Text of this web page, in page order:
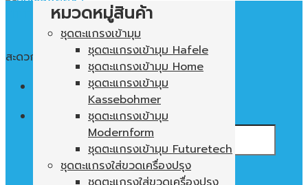
สะดวก ใช้งานง่าย พื้นที่ในตู้ไม่เปล่าประโยชน์
หมวดหมู่สินค้า
ชุดตะแกรงเข้ามุม
ชุดตะแกรงเข้ามุม Hafele
ชุดตะแกรงเข้ามุม Home
ชุดตะแกรงเข้ามุม
Kassebohmer
ชุดตะแกรงเข้ามุม
Modernform
ชุดตะแกรงเข้ามุม Futuretech
ชุดตะแกรงใส่ขวดเครื่องปรุง